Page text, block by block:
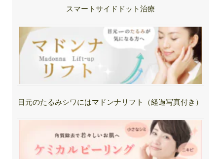
スマートサイドドット治療
目元のたるみシワにはマドンナリフト（経過写真付き）